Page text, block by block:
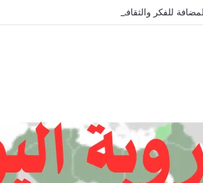
للفكر والثقافة والتاريخ !